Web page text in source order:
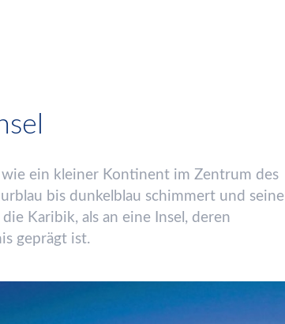
ein kleiner Kontinent im Zentrum des
bis dunkelblau schimmert und seine
Karibik, als an eine Insel, deren
geprägt ist.